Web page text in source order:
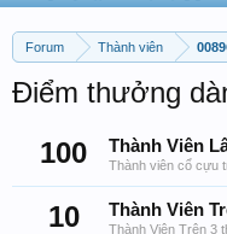
Forum Thành viên
Điểm thưởng
100
Thành Viên
Thành viên cổ cựu
10 Thành Viên
Thành Viên Trên 3